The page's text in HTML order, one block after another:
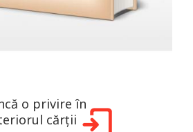
o privire în
cărții